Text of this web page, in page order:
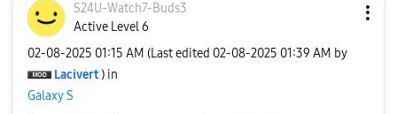
S24U-Watch7-Buds3
Active Level 6
‎02-08-2025 01:15 AM (Last edited ‎02-08-2025 01:39 AM by
Lacivert ) in
Galaxy S